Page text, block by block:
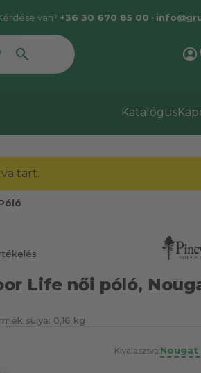
van? +36 30 670 85 00 •
account_circle
Katalógus
tart.
Life női póló,
súlya: 0,16 kg
Kiválasztva:Nougat